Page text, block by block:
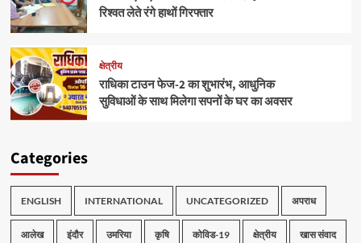
रिश्वत लेते रंगे हाथों गिरफ्तार
क्षेत्रीय
राधिका टाउन फेज-2 का शुभारंभ, आधुनिक
सुविधाओं के साथ मिलेगा सपनों के घर का अवसर
Categories
ENGLISH INTERNATIONAL UNCATEGORIZED अपराध
आलेख इंदौर उमरिया कृषि कोविड-19 क्षेत्रीय खास संवाद